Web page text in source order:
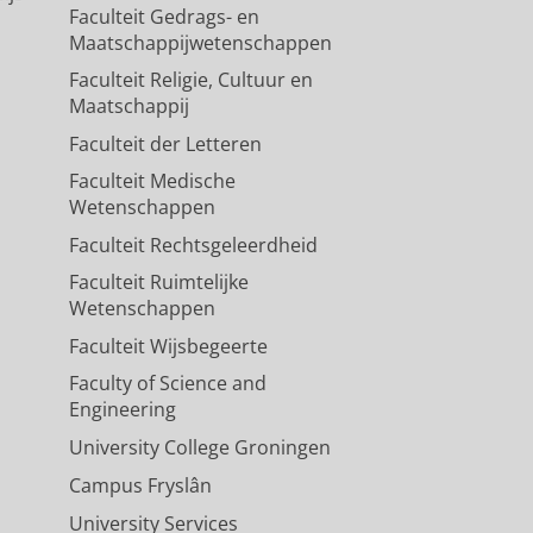
Faculteit Gedrags- en
Maatschappijwetenschappen
Faculteit Religie, Cultuur en
Maatschappij
Faculteit der Letteren
Faculteit Medische
Wetenschappen
Faculteit Rechtsgeleerdheid
Faculteit Ruimtelijke
Wetenschappen
Faculteit Wijsbegeerte
Faculty of Science and
Engineering
University College Groningen
Campus Fryslân
University Services